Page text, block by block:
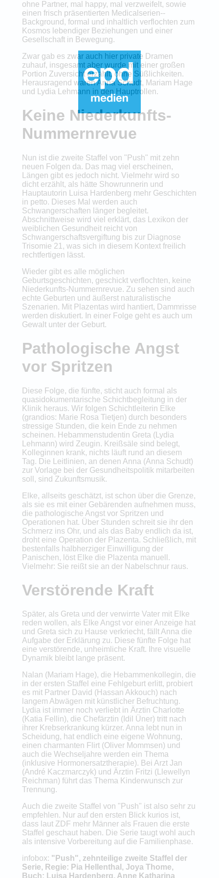
ohne Partner, mal happy, mal verzweifelt, sowie
einen frisch präsentierten Medicalserien--
Background, formal und inhaltlich verflochten zum
Kosmos lebendiger Beziehungen und einer
Gesellschaft in Bewegung.
Zwar gab es zwar auch hier private Dramen
zuhauf, insgesamt aber wurde mit einer großen
Portion Zuversicht erzählt, ohne Süßlichkeiten.
Herausragend waren Anna Schudt, Mariam Hage
und Lydia Lehmann in den Hauptrollen.
Keine Niederkunfts-
Nummernrevue
Nun ist die zweite Staffel von "Push" mit zehn
neuen Folgen da. Das mag viel erscheinen,
Längen gibt es jedoch nicht. Vielmehr wird so
dicht erzählt, als hätte Showrunnerin und
Hauptautorin Luisa Hardenberg mehr Geschichten
in petto. Dieses Mal werden auch
Schwangerschaften länger begleitet.
Abschnittweise wird viel erklärt, das Lexikon der
weiblichen Gesundheit reicht von
Schwangerschaftsvergiftung bis zur Diagnose
Trisomie 21, was sich in diesem Kontext freilich
rechtfertigen lässt.
Wieder gibt es alle möglichen
Geburtsgeschichten, geschickt verflochten, keine
Niederkunfts-Nummernrevue. Zu sehen sind auch
echte Geburten und äußerst naturalistische
Szenarien. Mit Plazentas wird hantiert, Dammrisse
werden diskutiert. In einer Folge geht es auch um
Gewalt unter der Geburt.
Pathologische Angst
vor Spritzen
Diese Folge, die fünfte, sticht auch formal als
quasidokumentarische Schichtbegleitung in der
Klinik heraus. Wir folgen Schichtleiterin Elke
(grandios: Marie Rosa Tietjen) durch besonders
stressige Stunden, die kein Ende zu nehmen
scheinen. Hebammenstudentin Greta (Lydia
Lehmann) wird Zeugin. Kreißsäle sind belegt,
Kolleginnen krank, nichts läuft rund an diesem
Tag. Die Leitlinien, an denen Anna (Anna Schudt)
zur Vorlage bei der Gesundheitspolitik mitarbeiten
soll, sind Zukunftsmusik.
Elke, allseits geschätzt, ist schon über die Grenze,
als sie es mit einer Gebärenden aufnehmen muss,
die pathologische Angst vor Spritzen und
Operationen hat. Über Stunden schreit sie ihr den
Schmerz ins Ohr, und als das Baby endlich da ist,
droht eine Operation der Plazenta. Schließlich, mit
bestenfalls halbherziger Einwilligung der
Panischen, löst Elke die Plazenta manuell.
Vielmehr: Sie reißt sie an der Nabelschnur raus.
Verstörende Kraft
Später, als Greta und der verwirrte Vater mit Elke
reden wollen, als Elke Angst vor einer Anzeige hat
und Greta sich zu Hause verkriecht, fällt Anna die
Aufgabe der Erklärung zu. Diese fünfte Folge hat
eine verstörende, unheimliche Kraft. Ihre visuelle
Dynamik bleibt lange präsent.
Nalan (Mariam Hage), die Hebammenkollegin, die
in der ersten Staffel eine Fehlgeburt erlitt, probiert
es mit Partner David (Hassan Akkouch) nach
langem Abwägen mit künstlicher Befruchtung.
Lydia ist immer noch verliebt in Ärztin Charlotte
(Katia Fellin), die Chefärztin (Idil Üner) tritt nach
ihrer Krebserkrankung kürzer. Anna lebt nun in
Scheidung, hat endlich eine eigene Wohnung,
einen charmanten Flirt (Oliver Mommsen) und
auch die Wechseljahre werden ein Thema
(inklusive Hormonersatztherapie). Bei Arzt Jan
(André Kaczmarczyk) und Ärztin Fritzi (Llewellyn
Reichman) führt das Thema Kinderwunsch zur
Trennung.
Auch die zweite Staffel von "Push" ist also sehr zu
empfehlen. Nur auf den ersten Blick kurios ist,
dass laut ZDF mehr Männer als Frauen die erste
Staffel geschaut haben. Die Serie taugt wohl auch
als intensive Vorbereitung auf die Familienphase.
infobox: "Push", zehnteilige zweite Staffel der
Serie, Regie: Pia Hellenthal, Joya Thome,
Buch: Luisa Hardenberg, Anne Katharina